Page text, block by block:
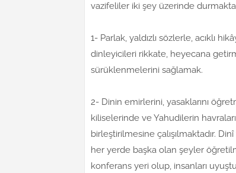
vazifeliler iki şey üzerinde
1- Parlak, yaldızlı sözlerle, acıklı
dinleyicileri rikkate, heyecana
sürüklenmelerini sağlamak.
2- Dinin emirlerini, yasaklarını
kiliselerinde ve Yahudilerin
birleştirilmesine çalışılmaktadır.
her yerde başka olan şeyler
konferans yeri olup, insanları